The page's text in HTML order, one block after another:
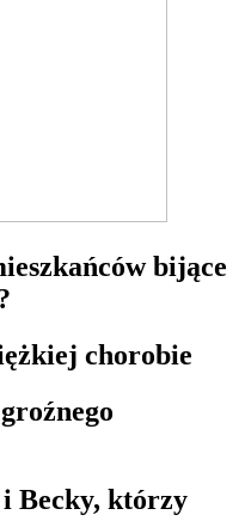
bijące
chorobie
Becky, którzy